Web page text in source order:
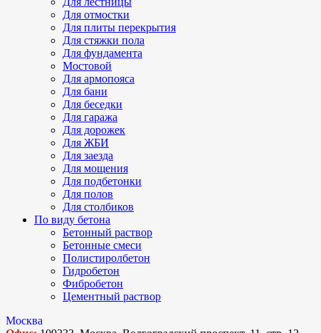
Для отмостки
Для плиты перекрытия
Для стяжки пола
Для фундамента
Мостовой
Для армопояса
Для бани
Для беседки
Для гаража
Для дорожек
Для ЖБИ
Для заезда
Для мощения
Для подбетонки
Для полов
Для столбиков
По виду бетона
Бетонный раствор
Бетонные смеси
Полистиролбетон
Гидробетон
Фибробетон
Цементный раствор
Москва